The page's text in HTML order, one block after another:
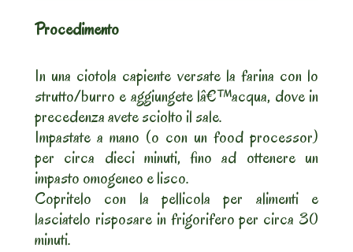
Procedimento
In una ciotola capiente versate la farina con lo
strutto/burro e aggiungete lâ€™acqua, dove in
precedenza avete sciolto il sale.
Impastate a mano (o con un food processor)
per circa dieci minuti, fino ad ottenere un
impasto omogeneo e lisco.
Copritelo con la pellicola per alimenti e
lasciatelo risposare in frigorifero per circa 30
minuti.